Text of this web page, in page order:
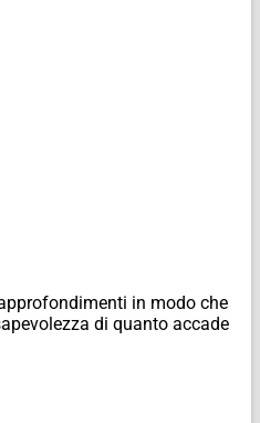
in modo che
di quanto accade